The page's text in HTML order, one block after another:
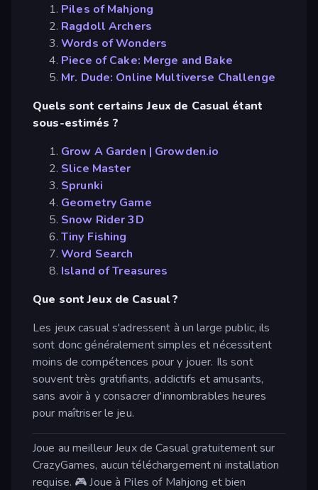
Piles of Mahjong
Ragdoll Archers
Words of Wonders
Piece of Cake: Merge and Bake
Mr. Dude: Online Multiverse Challenge
Quels sont certains Jeux de Casual étant
sous-estimés ?
Grow A Garden | Growden.io
Slice Master
Sprunki
Geometry Game
Snow Rider 3D
Tiny Fishing
Word Search
Island of Treasures
Que sont Jeux de Casual ?
Les jeux casual s'adressent à un large public, ils
sont donc généralement simples et nécessitent
moins de compétences pour y jouer. Ils sont
souvent très gratifiants, addictifs et amusants,
sans avoir à y consacrer d'innombrables heures
pour maîtriser le jeu.
Joue au meilleur Jeux de Casual gratuitement sur
CrazyGames, aucun téléchargement ni installation
requise. 🎮 Joue à Piles of Mahjong et bien